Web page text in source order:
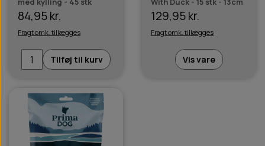
84,95 kr.
Fragt omk. tillægges
Tilføj til kurv
129,95 kr.
Fragt omk. tillægges
Vis vare